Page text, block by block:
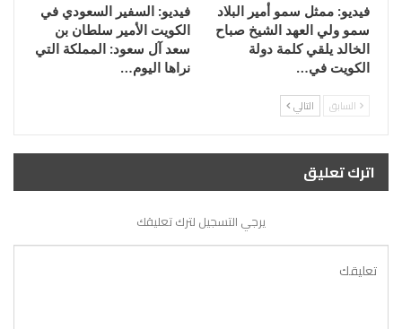
فيديو: ممثل سمو أمير البلاد
سمو ولي العهد الشيخ صباح
الخالد يلقي كلمة دولة
الكويت في…
فيديو: السفير السعودي في
الكويت الأمير سلطان بن
سعد آل سعود: المملكة التي
نراها اليوم…
السابق التالي
اترك تعليق
يرجي التسجيل لترك تعليقك